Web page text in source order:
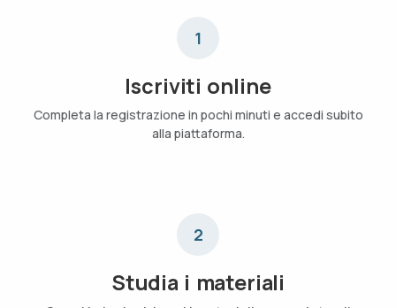
1
Iscriviti online
Completa la registrazione in pochi minuti e accedi subito
alla piattaforma.
2
Studia i materiali